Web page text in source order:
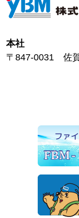
本社
〒847-0031 佐